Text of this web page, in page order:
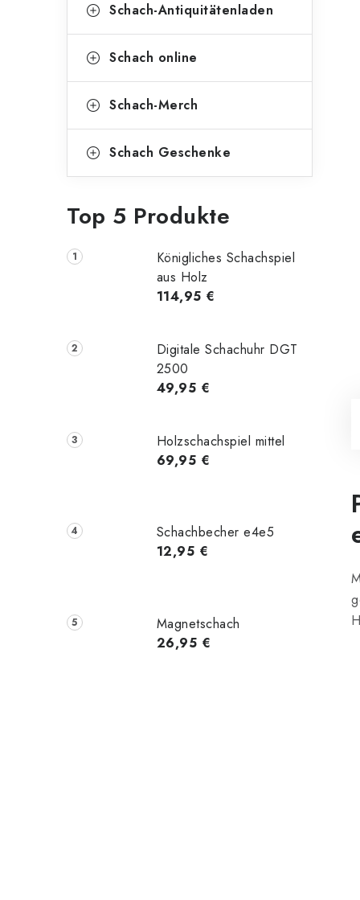
Schach-Antiquitätenladen
Schach online
Schach-Merch
Schach Geschenke
Top 5 Produkte
Königliches Schachspiel
aus Holz
114,95 €
Digitale Schachuhr DGT
2500
49,95 €
Holzschachspiel mittel
69,95 €
Schachbecher e4e5
12,95 €
Magnetschach
26,95 €